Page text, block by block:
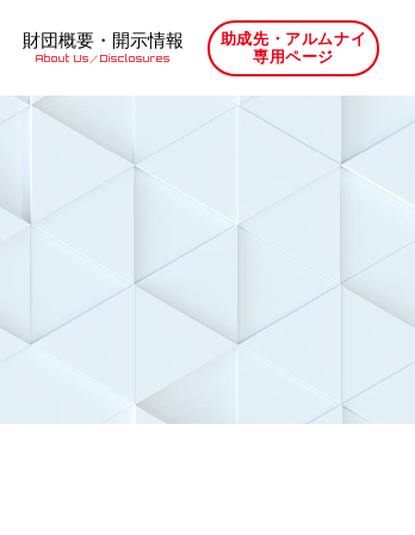
財団概要・開示情報
About Us／Disclosures
助成先・アルムナイ
専用ページ